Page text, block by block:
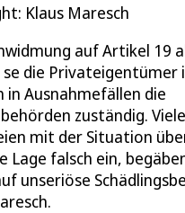
Klaus Maresch
auf Artikel 19
se die Privateigentümer
in Ausnahmefällen die
zuständig.
mit der Situation
Lage falsch ein,
unseriöse